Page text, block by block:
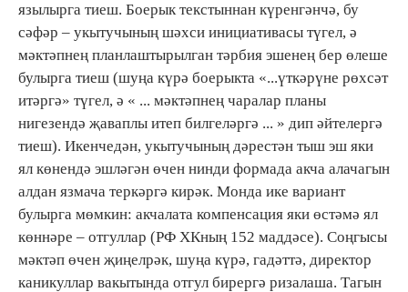
язылырга тиеш. Боерык текстыннан күренгәнчә, бу
сәфәр – укытучының шәхси инициативасы түгел, ә
мәктәпнең планлаштырылган тәрбия эшенең бер өлеше
булырга тиеш (шуңа күрә боерыкта «...үткәрүне рөхсәт
итәргә» түгел, ә « ... мәктәпнең чаралар планы
нигезендә җаваплы итеп билгеләргә ... » дип әйтелергә
тиеш). Икенчедән, укытучының дәрестән тыш эш яки
ял көнендә эшләгән өчен нинди формада акча алачагын
алдан язмача теркәргә кирәк. Монда ике вариант
булырга мөмкин: акчалата компенсация яки өстәмә ял
көннәре – отгуллар (РФ ХКның 152 маддәсе). Соңгысы
мәктәп өчен җиңелрәк, шуңа күрә, гадәттә, директор
каникуллар вакытында отгул бирергә ризалаша. Тагын